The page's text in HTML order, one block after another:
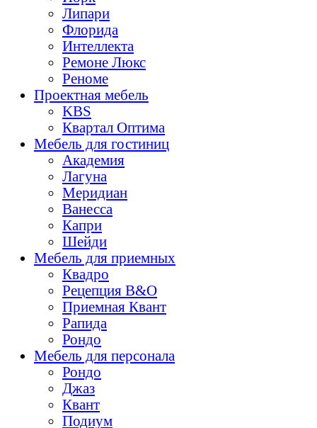
Липари
Флорида
Интеллекта
Ремоне Люкс
Реноме
Проектная мебель
KBS
Квартал Оптима
Мебель для гостиниц
Академия
Лагуна
Меридиан
Ванесса
Капри
Шейди
Мебель для приемных
Квадро
Рецепция B&O
Приемная Квант
Рапида
Рондо
Мебель для персонала
Рондo
Джаз
Квант
Подиум